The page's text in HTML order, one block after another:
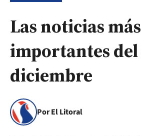
Las noticias más
importantes del
diciembre
Por El Litoral